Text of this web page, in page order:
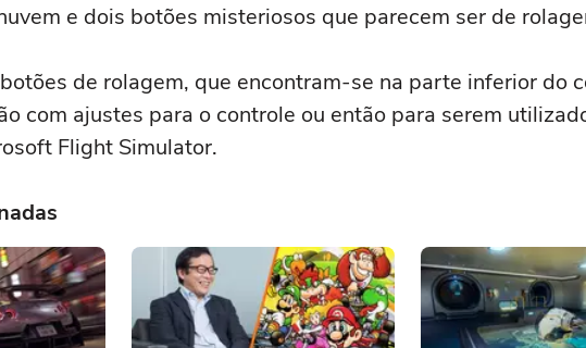
e dois botões misteriosos que parecem ser de
de rolagem, que encontram-se na parte inferior do
com ajustes para o controle ou então para serem
Flight Simulator.